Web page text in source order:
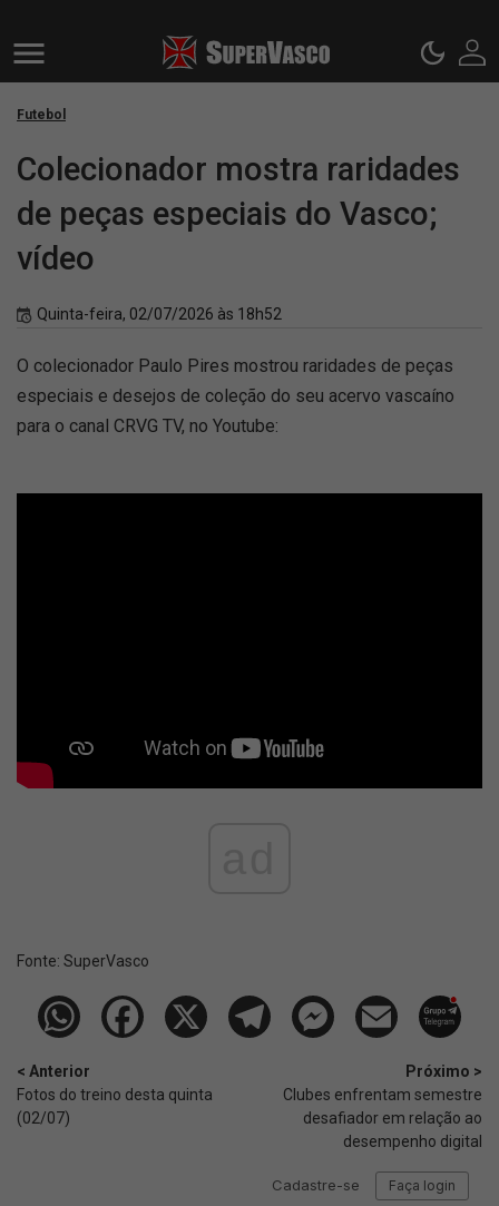
Futebol
Colecionador mostra raridades
de peças especiais do Vasco;
vídeo
Quinta-feira, 02/07/2026 às 18h52
O colecionador Paulo Pires mostrou raridades de peças
especiais e desejos de coleção do seu acervo vascaíno
para o canal CRVG TV, no Youtube:
Fonte: SuperVasco‎‎‎‎‎‎
< Anterior
Fotos do treino desta quinta
(02/07)
Próximo >
Clubes enfrentam semestre
desafiador em relação ao
desempenho digital